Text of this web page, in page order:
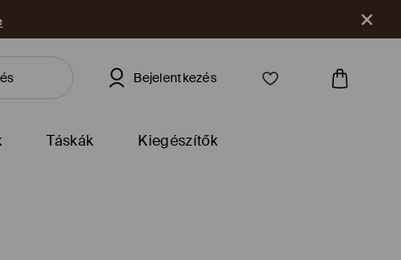
Bejelentkezés
Táskák Kiegészítők